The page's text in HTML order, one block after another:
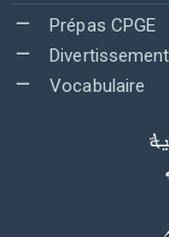
Prépas CPGE
Divertissement
Vocabulaire